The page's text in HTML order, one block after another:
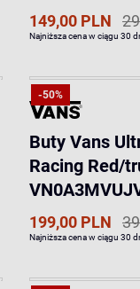
149,00 PLN
Najniższa cena w ciągu 30
-50%
Buty Vans
Racing Red/
199,00 PLN
Najniższa cena w ciągu 30